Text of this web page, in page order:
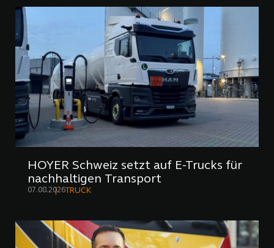
HOYER Schweiz setzt auf E-Trucks für
nachhaltigen Transport
07.08.2026 TRUCK